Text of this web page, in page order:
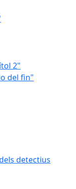
2"
del fin"
detectius